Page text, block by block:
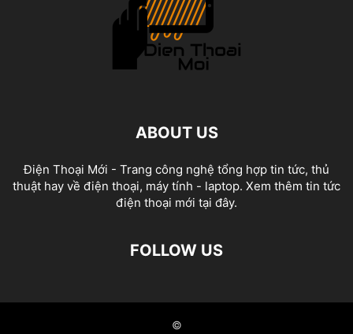
ABOUT US
Điện Thoại Mới - Trang công nghệ tổng hợp tin tức, thủ
thuật hay về điện thoại, máy tính - laptop. Xem thêm tin tức
điện thoại mới tại đây.
FOLLOW US
©